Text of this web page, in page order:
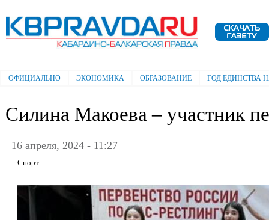
Электронная газета "Кабардино-
Балкарская правда"
Главное меню
ОФИЦИАЛЬНО ЭКОНОМИКА ОБРАЗОВАНИЕ ГОД ЕДИНСТВА
Силина Макоева – участник
16 апреля, 2024 - 11:27
Спорт